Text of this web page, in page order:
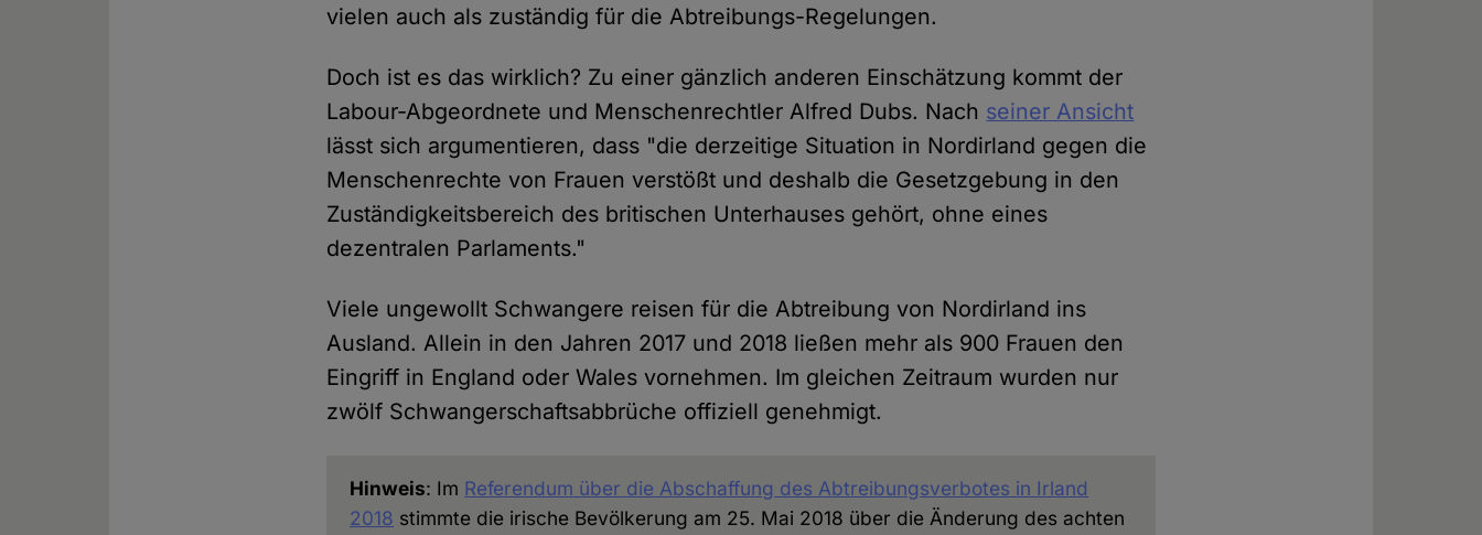
vielen auch als zuständig für die Abtreibungs-Regelungen.
Doch ist es das wirklich? Zu einer gänzlich anderen Einschätzung kommt der
Labour-Abgeordnete und Menschenrechtler Alfred Dubs. Nach seiner Ansicht
lässt sich argumentieren, dass "die derzeitige Situation in Nordirland gegen die
Menschenrechte von Frauen verstößt und deshalb die Gesetzgebung in den
Zuständigkeitsbereich des britischen Unterhauses gehört, ohne eines
dezentralen Parlaments."
Viele ungewollt Schwangere reisen für die Abtreibung von Nordirland ins
Ausland. Allein in den Jahren 2017 und 2018 ließen mehr als 900 Frauen den
Eingriff in England oder Wales vornehmen. Im gleichen Zeitraum wurden nur
zwölf Schwangerschaftsabbrüche offiziell genehmigt.
Hinweis: Im Referendum über die Abschaffung des Abtreibungsverbotes in Irland
2018 stimmte die irische Bevölkerung am 25. Mai 2018 über die Änderung des achten